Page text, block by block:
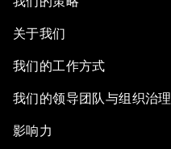
关于我们
我们的工作方式
我们的领导团队与组织治理
影响力